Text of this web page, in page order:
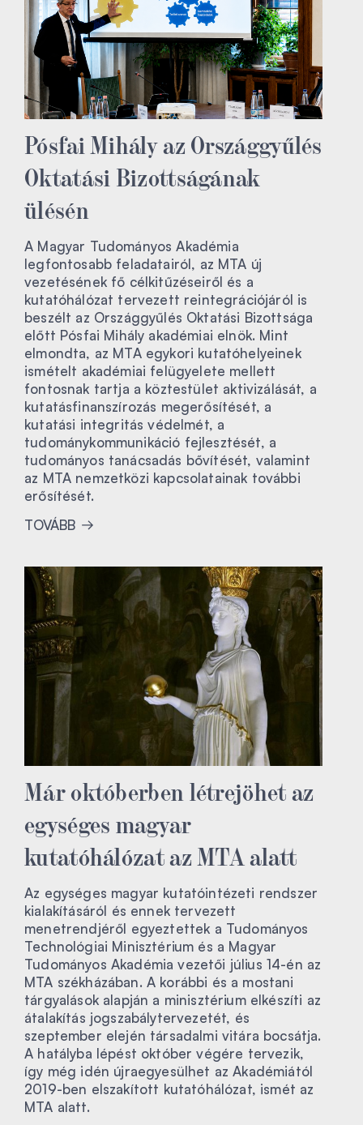
Pósfai Mihály az Országgyűlés
Oktatási Bizottságának
ülésén
A Magyar Tudományos Akadémia
legfontosabb feladatairól, az MTA új
vezetésének fő célkitűzéseiről és a
kutatóhálózat tervezett reintegrációjáról is
beszélt az Országgyűlés Oktatási Bizottsága
előtt Pósfai Mihály akadémiai elnök. Mint
elmondta, az MTA egykori kutatóhelyeinek
ismételt akadémiai felügyelete mellett
fontosnak tartja a köztestület aktivizálását, a
kutatásfinanszírozás megerősítését, a
kutatási integritás védelmét, a
tudománykommunikáció fejlesztését, a
tudományos tanácsadás bővítését, valamint
az MTA nemzetközi kapcsolatainak további
erősítését.
TOVÁBB
Már októberben létrejöhet az
egységes magyar
kutatóhálózat az MTA alatt
Az egységes magyar kutatóintézeti rendszer
kialakításáról és ennek tervezett
menetrendjéről egyeztettek a Tudományos
Technológiai Minisztérium és a Magyar
Tudományos Akadémia vezetői július 14-én az
MTA székházában. A korábbi és a mostani
tárgyalások alapján a minisztérium elkészíti az
átalakítás jogszabálytervezetét, és
szeptember elején társadalmi vitára bocsátja.
A hatályba lépést október végére tervezik,
így még idén újraegyesülhet az Akadémiától
2019-ben elszakított kutatóhálózat, ismét az
MTA alatt.